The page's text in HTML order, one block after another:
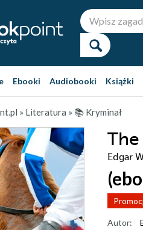
Ebooki Audiobooki Książki
» Literatura » 📚 Kryminał
Edgar
Autor: